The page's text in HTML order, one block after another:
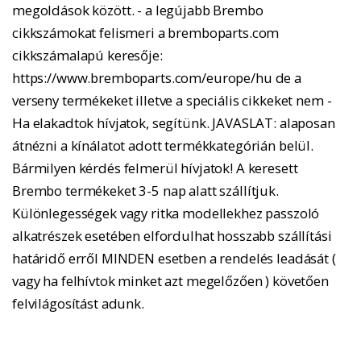
megoldások között. - a legújabb Brembo
cikkszámokat felismeri a bremboparts.com
cikkszámalapú keresője:
https://www.bremboparts.com/europe/hu de a
verseny termékeket illetve a speciális cikkeket nem -
Ha elakadtok hívjatok, segítünk. JAVASLAT: alaposan
átnézni a kínálatot adott termékkategórián belül.
Bármilyen kérdés felmerül hívjatok! A keresett
Brembo termékeket 3-5 nap alatt szállítjuk.
Különlegességek vagy ritka modellekhez passzoló
alkatrészek esetében elfordulhat hosszabb szállítási
határidő erről MINDEN esetben a rendelés leadását (
vagy ha felhívtok minket azt megelőzően ) követően
felvilágosítást adunk.